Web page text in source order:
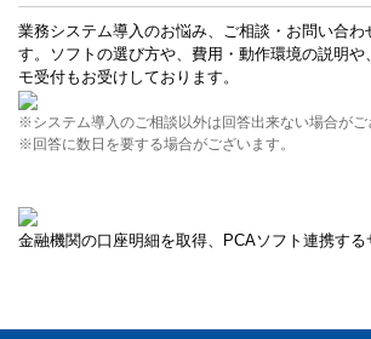
業務システム導入のお悩み、ご相談・お問い合わ
す。ソフトの選び方や、費用・動作環境の説明
モ受付もお受けしております。
※システム導入のご相談以外は回答出来ない場合がご
※回答に数日を要する場合がございます。
金融機関の口座明細を取得、PCAソフト連携す